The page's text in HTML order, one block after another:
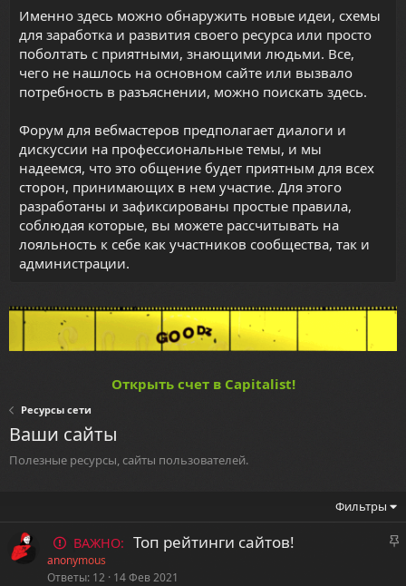
Именно здесь можно обнаружить новые идеи, схемы
для заработка и развития своего ресурса или просто
поболтать с приятными, знающими людьми. Все,
чего не нашлось на основном сайте или вызвало
потребность в разъяснении, можно поискать здесь.
Форум для вебмастеров предполагает диалоги и
дискуссии на профессиональные темы, и мы
надеемся, что это общение будет приятным для всех
сторон, принимающих в нем участие. Для этого
разработаны и зафиксированы простые правила,
соблюдая которые, вы можете рассчитывать на
лояльность к себе как участников сообщества, так и
администрации.
Открыть счет в Capitalist!
Ресурсы сети
Ваши сайты
Полезные ресурсы, сайты пользователей.
Фильтры
З
ВАЖНО: Топ рейтинги сайтов!
anonymous
Ответы 12 14 Фев 2021